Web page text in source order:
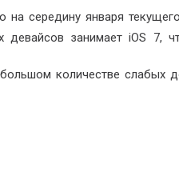
на середину января
занимает iOS 7,
количестве слабых